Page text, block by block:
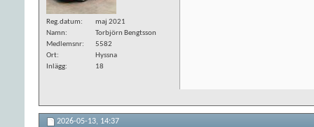
Reg.datum
maj 2021
Namn
Torbjörn Bengtsson
Medlemsnr
5582
Ort
Hyssna
Inlägg
18
2026-05-13, 14:37